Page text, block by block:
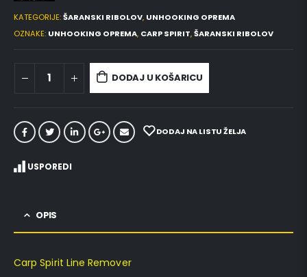
KATEGORIJE:ŠARANSKI RIBOLOV, UNHOOKING OPREMA
OZNAKE: UNHOOKING OPREMA, CARP SPIRIT,ŠARANSKI RIBOLOV
DODAJ U KOŠARICU
DODAJ NA LISTU ŽELJA
USPOREDI
OPIS
Carp Spirit Line Remover